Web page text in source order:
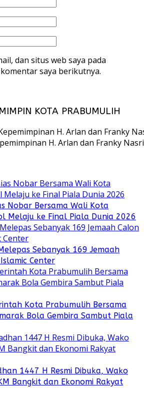
dan situs web saya pada
saya berikutnya.
KOTA PRABUMULIH
H. Arlan dan Franky
Nobar Bersama Wali Kota
Melaju ke Final Piala Dunia 2026
Sebanyak 169 Jemaah
Center
Kota Prabumulih Bersama
Bola Gembira Sambut Piala
1447 H Resmi Dibuka, Wako
Bangkit dan Ekonomi Rakyat